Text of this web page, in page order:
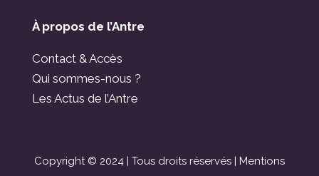
À propos de l’Antre
Contact & Accès
Qui sommes-nous ?
Les Actus de l’Antre
Copyright © 2024 | Tous droits réservés | Mentions